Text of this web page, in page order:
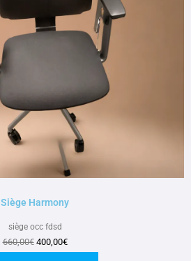
Siège Harmony
siège occ fdsd
660,00€ 400,00€